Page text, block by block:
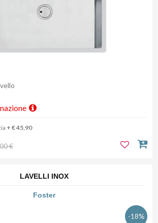
+ € 45,90
€
LAVELLI INOX
Foster
-18%